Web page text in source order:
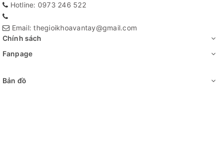
Hotline: 0973 246 522
Email: thegioikhoavantay@gmail.com
Chính sách
Fanpage
Bản đồ